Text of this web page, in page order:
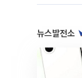
뉴스발전소